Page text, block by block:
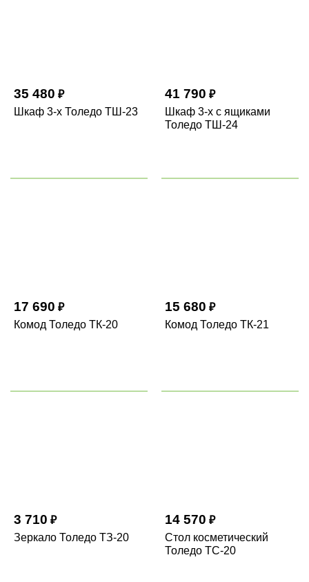
35 480 ₽
Шкаф 3-х Толедо ТШ-23
41 790 ₽
Шкаф 3-х с ящиками
Толедо ТШ-24
17 690 ₽
Комод Толедо ТК-20
15 680 ₽
Комод Толедо ТК-21
3 710 ₽
Зеркало Толедо ТЗ-20
14 570 ₽
Стол косметический
Толедо ТС-20